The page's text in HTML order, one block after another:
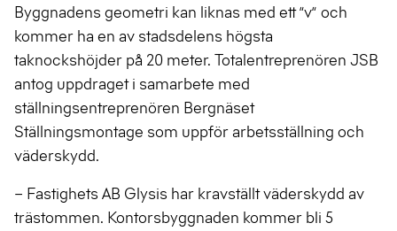
Byggnadens geometri kan liknas med ett ”v” och
kommer ha en av stadsdelens högsta
taknockshöjder på 20 meter. Totalentreprenören JSB
antog uppdraget i samarbete med
ställningsentreprenören Bergnäset
Ställningsmontage som uppför arbetsställning och
väderskydd.
– Fastighets AB Glysis har kravställt väderskydd av
trästommen. Kontorsbyggnaden kommer bli 5